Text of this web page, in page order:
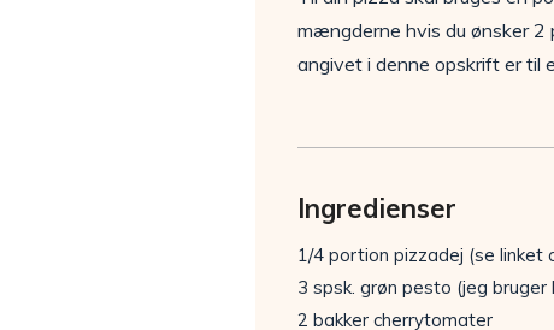
mængderne hvis du ønsker
angivet i denne opskrift er til
Ingredienser
1/4 portion pizzadej (se linket
3 spsk. grøn pesto (jeg bruger
2 bakker cherrytomater